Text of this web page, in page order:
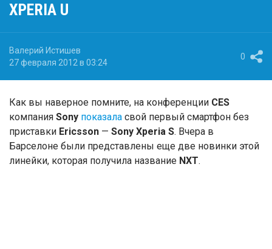
XPERIA U
Валерий Истишев
27 февраля 2012 в 03:24
0
Как вы наверное помните, на конференции CES
компания Sony показала свой первый смартфон без
приставки Ericsson — Sony Xperia S. Вчера в
Барселоне были представлены еще две новинки этой
линейки, которая получила название NXT.